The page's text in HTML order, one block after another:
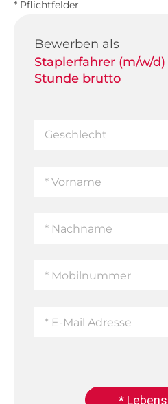
* Pflichtfelder
Bewerben als
Staplerfahrer (m/w/d)
Stunde brutto
*